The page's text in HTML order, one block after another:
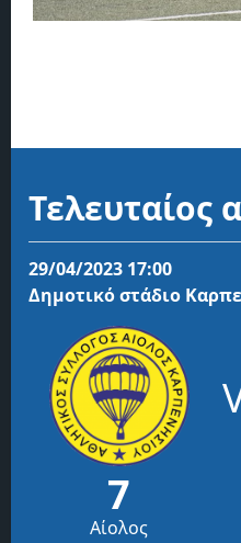
Τελευταίος
29/04/2023 17:00
Δημοτικό στάδιο
7
Αίολος